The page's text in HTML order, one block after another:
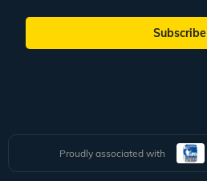
Subscribe
Proudly associated with